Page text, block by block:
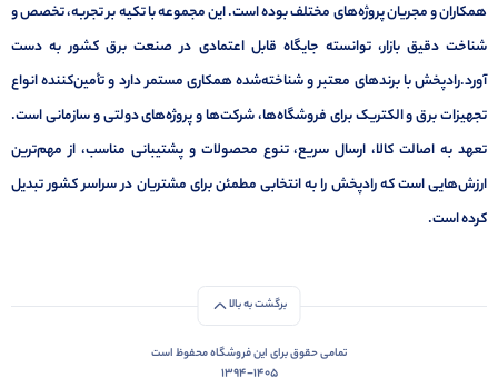
همکاران و مجریان پروژه‌های مختلف بوده است. این مجموعه با تکیه بر تجربه، تخصص و
شناخت دقیق بازار، توانسته جایگاه قابل اعتمادی در صنعت برق کشور به دست
آورد.رادپخش با برندهای معتبر و شناخته‌شده همکاری مستمر دارد و تأمین‌کننده انواع
تجهیزات برق و الکتریک برای فروشگاه‌ها، شرکت‌ها و پروژه‌های دولتی و سازمانی است.
تعهد به اصالت کالا، ارسال سریع، تنوع محصولات و پشتیبانی مناسب، از مهم‌ترین
ارزش‌هایی است که رادپخش را به انتخابی مطمئن برای مشتریان در سراسر کشور تبدیل
کرده است.
برگشت به بالا
تمامی حقوق برای این فروشگاه محفوظ است
1394-1405